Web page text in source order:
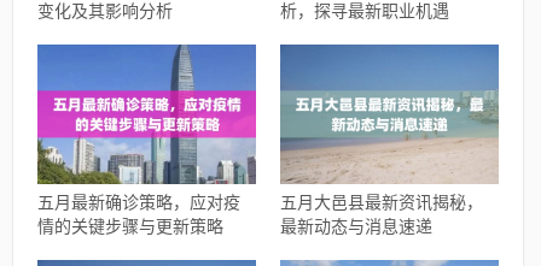
变化及其影响分析
析，探寻最新职业机遇
五月最新确诊策略，应对疫
情的关键步骤与更新策略
五月大邑县最新资讯揭秘，
最新动态与消息速递